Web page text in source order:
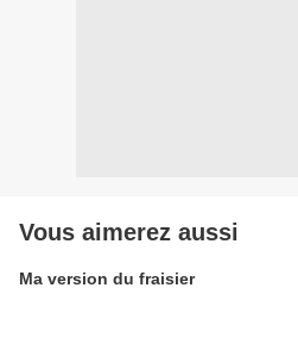
Vous aimerez aussi
Ma version du fraisier